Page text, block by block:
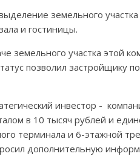
земельного
и гостиницы.
земельного участка этой
позволил застройщику
инвестор -
в 10 тысяч рублей и
терминала и 6-этажной
дополнительную